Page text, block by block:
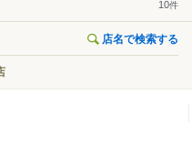
10件
店名で検索する